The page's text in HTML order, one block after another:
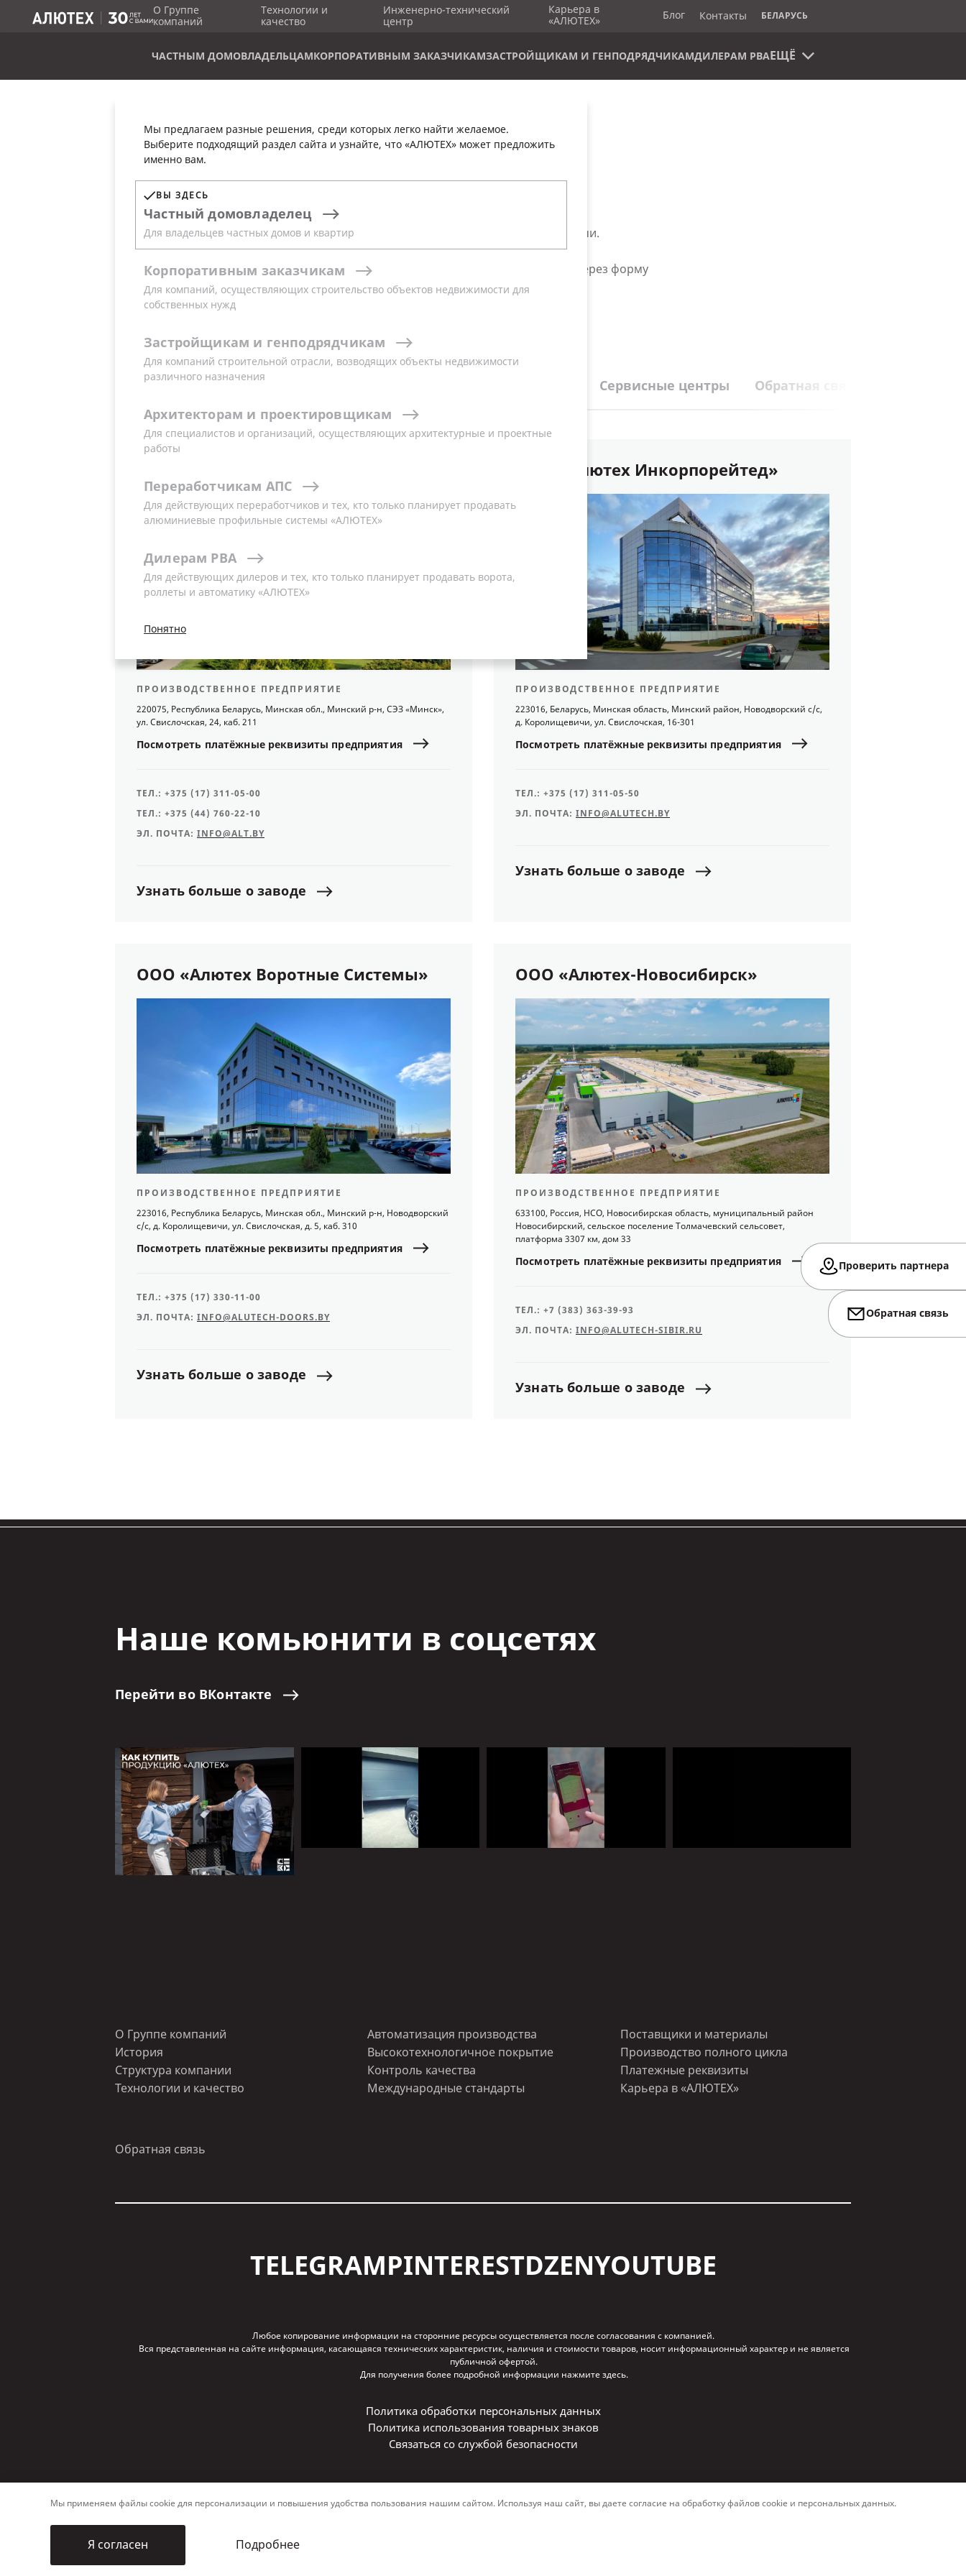
О Группе
компаний
Технологии и
качество
Инженерно-технический
центр
Карьера в
«АЛЮТЕХ» Блог Контакты БЕЛАРУСЬ
ЧАСТНЫМ ДОМОВЛАДЕЛЬЦАМКОРПОРАТИВНЫМ ЗАКАЗЧИКАМЗАСТРОЙЩИКАМ И ГЕНПОДРЯДЧИКАМДИЛЕРАМ РВАЕЩЁ
Мы предлагаем разные решения, среди которых легко найти желаемое.
Выберите подходящий раздел сайта и узнайте, что «АЛЮТЕХ» может предложить
именно вам.
ВЫ ЗДЕСЬ
Частный домовладелец
Для владельцев частных домов и квартир
Корпоративным заказчикам
Для компаний, осуществляющих строительство объектов недвижимости для
собственных нужд
Застройщикам и генподрядчикам
Для компаний строительной отрасли, возводящих объекты недвижимости
различного назначения
Архитекторам и проектировщикам
Для специалистов и организаций, осуществляющих архитектурные и проектные
работы
Переработчикам АПС
Для действующих переработчиков и тех, кто только планирует продавать
алюминиевые профильные системы «АЛЮТЕХ»
Дилерам РВА
Для действующих дилеров и тех, кто только планирует продавать ворота,
роллеты и автоматику «АЛЮТЕХ»
Понятно
КОНТАКТЫ «АЛЮТЕХ»
Ответим на все ваши вопросы и подберем оптимальное решение для любой задачи.
Подробную информацию можно получить по телефону, электронной почте или через форму
обратной связи. Наша команда оперативно обрабатывает каждый запрос.
Заводы Сбытовые подразделения Сервисные центры Обратная связь
ПРОИЗВОДСТВЕННОЕ ПРЕДПРИЯТИЕ
220075, Республика Беларусь, Минская обл., Минский р-н, СЭЗ «Минск»,
ул. Свислочская, 24, каб. 211
Посмотреть платёжные реквизиты предприятия
ТЕЛ.: +375 (17) 311-05-00
ТЕЛ.: +375 (44) 760-22-10
ЭЛ. ПОЧТА: INFO@ALT.BY
Узнать больше о заводе
ООО «Алютех Инкорпорейтед»
ПРОИЗВОДСТВЕННОЕ ПРЕДПРИЯТИЕ
223016, Беларусь, Минская область, Минский район, Новодворский с/с,
д. Королищевичи, ул. Свислочская, 16-301
Посмотреть платёжные реквизиты предприятия
ТЕЛ.: +375 (17) 311-05-50
ЭЛ. ПОЧТА: INFO@ALUTECH.BY
Узнать больше о заводе
ООО «Алютех Воротные Cистемы»
ПРОИЗВОДСТВЕННОЕ ПРЕДПРИЯТИЕ
223016, Республика Беларусь, Минская обл., Минский р-н, Новодворский
с/с, д. Королищевичи, ул. Свислочская, д. 5, каб. 310
Посмотреть платёжные реквизиты предприятия
ТЕЛ.: +375 (17) 330-11-00
ЭЛ. ПОЧТА: INFO@ALUTECH-DOORS.BY
Узнать больше о заводе
ООО «Алютех-Новосибирск»
ПРОИЗВОДСТВЕННОЕ ПРЕДПРИЯТИЕ
633100, Россия, НСО, Новосибирская область, муниципальный район
Новосибирский, сельское поселение Толмачевский сельсовет,
платформа 3307 км, дом 33
Посмотреть платёжные реквизиты предприятия
ТЕЛ.: +7 (383) 363-39-93
ЭЛ. ПОЧТА: INFO@ALUTECH-SIBIR.RU
Узнать больше о заводе
Наше комьюнити в соцсетях
Перейти во ВКонтакте
О Группе компаний
История
Структура компании
Технологии и качество
Автоматизация производства
Высокотехнологичное покрытие
Контроль качества
Международные стандарты
Поставщики и материалы
Производство полного цикла
Платежные реквизиты
Карьера в «АЛЮТЕХ»
Обратная связь
TELEGRAMPINTERESTDZENYOUTUBE
Любое копирование информации на сторонние ресурсы осуществляется после согласования с компанией.
Вся представленная на сайте информация, касающаяся технических характеристик, наличия и стоимости товаров, носит информационный характер и не является
публичной офертой.
Для получения более подробной информации нажмите здесь.
Политика обработки персональных данных
Политика использования товарных знаков
Связаться со службой безопасности
© 2006–2026 ALUTECH. Все права защищены
Проверить партнера
Обратная связь
Мы применяем файлы cookie для персонализации и повышения удобства пользования нашим сайтом. Используя наш сайт, вы даете согласие на обработку файлов cookie и персональных данных.
Я согласен Подробнее